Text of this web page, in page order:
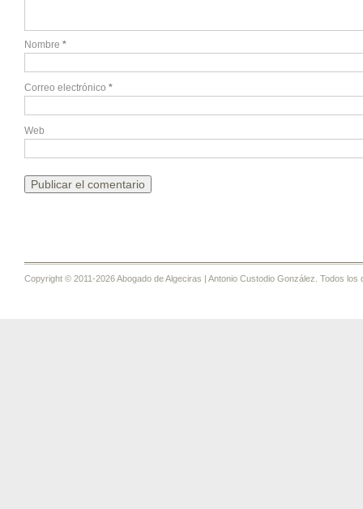
Nombre *
Correo electrónico *
Web
Copyright © 2011-2026 Abogado de Algeciras | Antonio Custodio González. Todos